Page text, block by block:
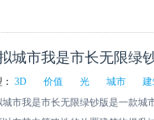
城市我是市长无限绿
3D 价值 光 城市
城市我是市长无限绿钞版是一款城